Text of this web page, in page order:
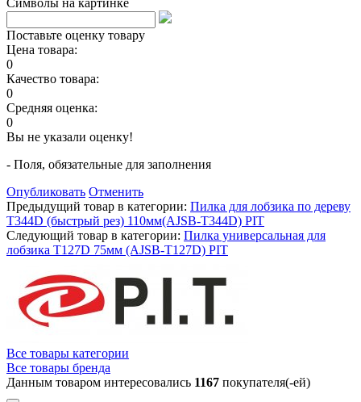
Символы на картинке
Поставьте оценку товару
Цена товара:
0
Качество товара:
0
Средняя оценка:
0
Вы не указали оценку!
- Поля, обязательные для заполнения
Опубликовать Отменить
Предыдущий товар в категории: Пилка для лобзика по дереву
T344D (быстрый рез) 110мм(AJSB-T344D) PIT
Следующий товар в категории: Пилка универсальная для
лобзика T127D 75мм (AJSB-T127D) PIT
Все товары категории
Все товары бренда
Данным товаром интересовались 1167 покупателя(-ей)